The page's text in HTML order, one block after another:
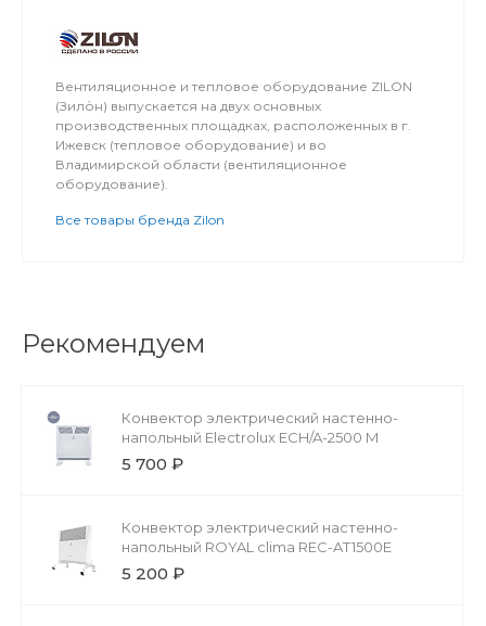
Вентиляционное и тепловое оборудование ZILON
(Зило́н) выпускается на двух основных
производственных площадках, расположенных в г.
Ижевск (тепловое оборудование) и во
Владимирской области (вентиляционное
оборудование).
Все товары бренда Zilon
Рекомендуем
Конвектор электрический настенно-
напольный Electrolux ECH/A-2500 M
5 700 ₽
Конвектор электрический настенно-
напольный ROYAL clima REC-AT1500E
5 200 ₽